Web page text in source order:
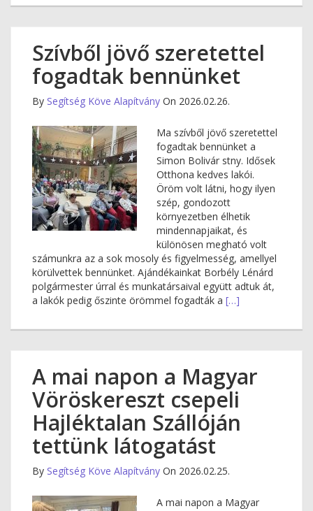
Szívből jövő szeretettel
fogadtak bennünket
By Segítség Köve Alapítvány On 2026.02.26.
Ma szívből jövő szeretettel
fogadtak bennünket a
Simon Bolivár stny. Idősek
Otthona kedves lakói.
Öröm volt látni, hogy ilyen
szép, gondozott
környezetben élhetik
mindennapjaikat, és
különösen megható volt
számunkra az a sok mosoly és figyelmesség, amellyel
körülvettek bennünket. Ajándékainkat Borbély Lénárd
polgármester úrral és munkatársaival együtt adtuk át,
a lakók pedig őszinte örömmel fogadták a […]
A mai napon a Magyar
Vöröskereszt csepeli
Hajléktalan Szállóján
tettünk látogatást
By Segítség Köve Alapítvány On 2026.02.25.
A mai napon a Magyar